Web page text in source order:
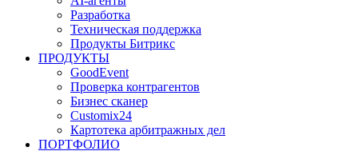
Разработка
Техническая поддержка
Продукты Битрикс
ПРОДУКТЫ
GoodEvent
Проверка контрагентов
Бизнес сканер
Customix24
Картотека арбитражных дел
ПОРТФОЛИО